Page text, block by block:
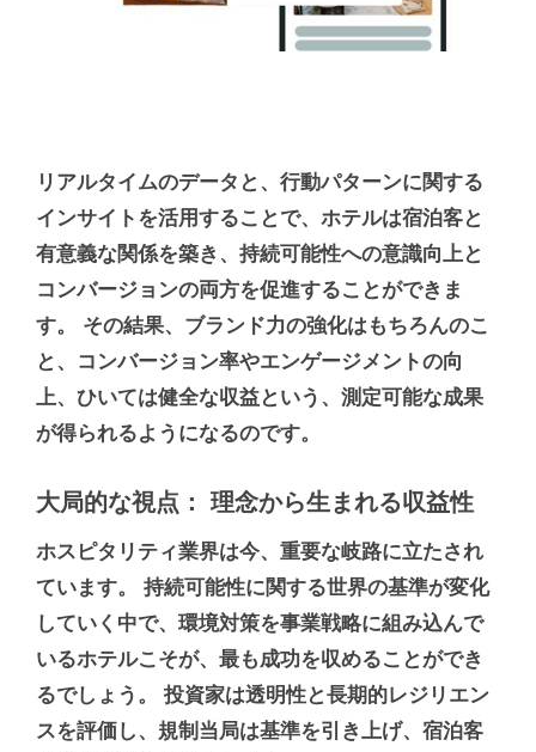
リアルタイムのデータと、行動パターンに関する
インサイトを活用することで、ホテルは宿泊客と
有意義な関係を築き、持続可能性への意識向上と
コンバージョンの両方を促進することができま
す。 その結果、ブランド力の強化はもちろんのこ
と、コンバージョン率やエンゲージメントの向
上、ひいては健全な収益という、測定可能な成果
が得られるようになるのです。
大局的な視点： 理念から生まれる収益性
ホスピタリティ業界は今、重要な岐路に立たされ
ています。 持続可能性に関する世界の基準が変化
していく中で、環境対策を事業戦略に組み込んで
いるホテルこそが、最も成功を収めることができ
るでしょう。 投資家は透明性と長期的レジリエン
スを評価し、規制当局は基準を引き上げ、宿泊客